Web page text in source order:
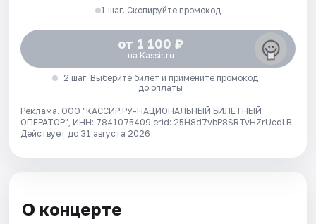
1 шаг. Скопируйте промокод
от 1 100 ₽
на Kassir.ru
2 шаг. Выберите билет и примените промокод
до оплаты
Реклама. ООО "КАССИР.РУ-НАЦИОНАЛЬНЫЙ БИЛЕТНЫЙ
ОПЕРАТОР", ИНН: 7841075409 erid: 25H8d7vbP8SRTvHZrUcdLB.
Действует до 31 августа 2026
О концерте